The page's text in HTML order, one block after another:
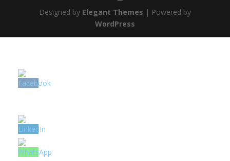
Designed by Elegant Themes | Powered by
WordPress